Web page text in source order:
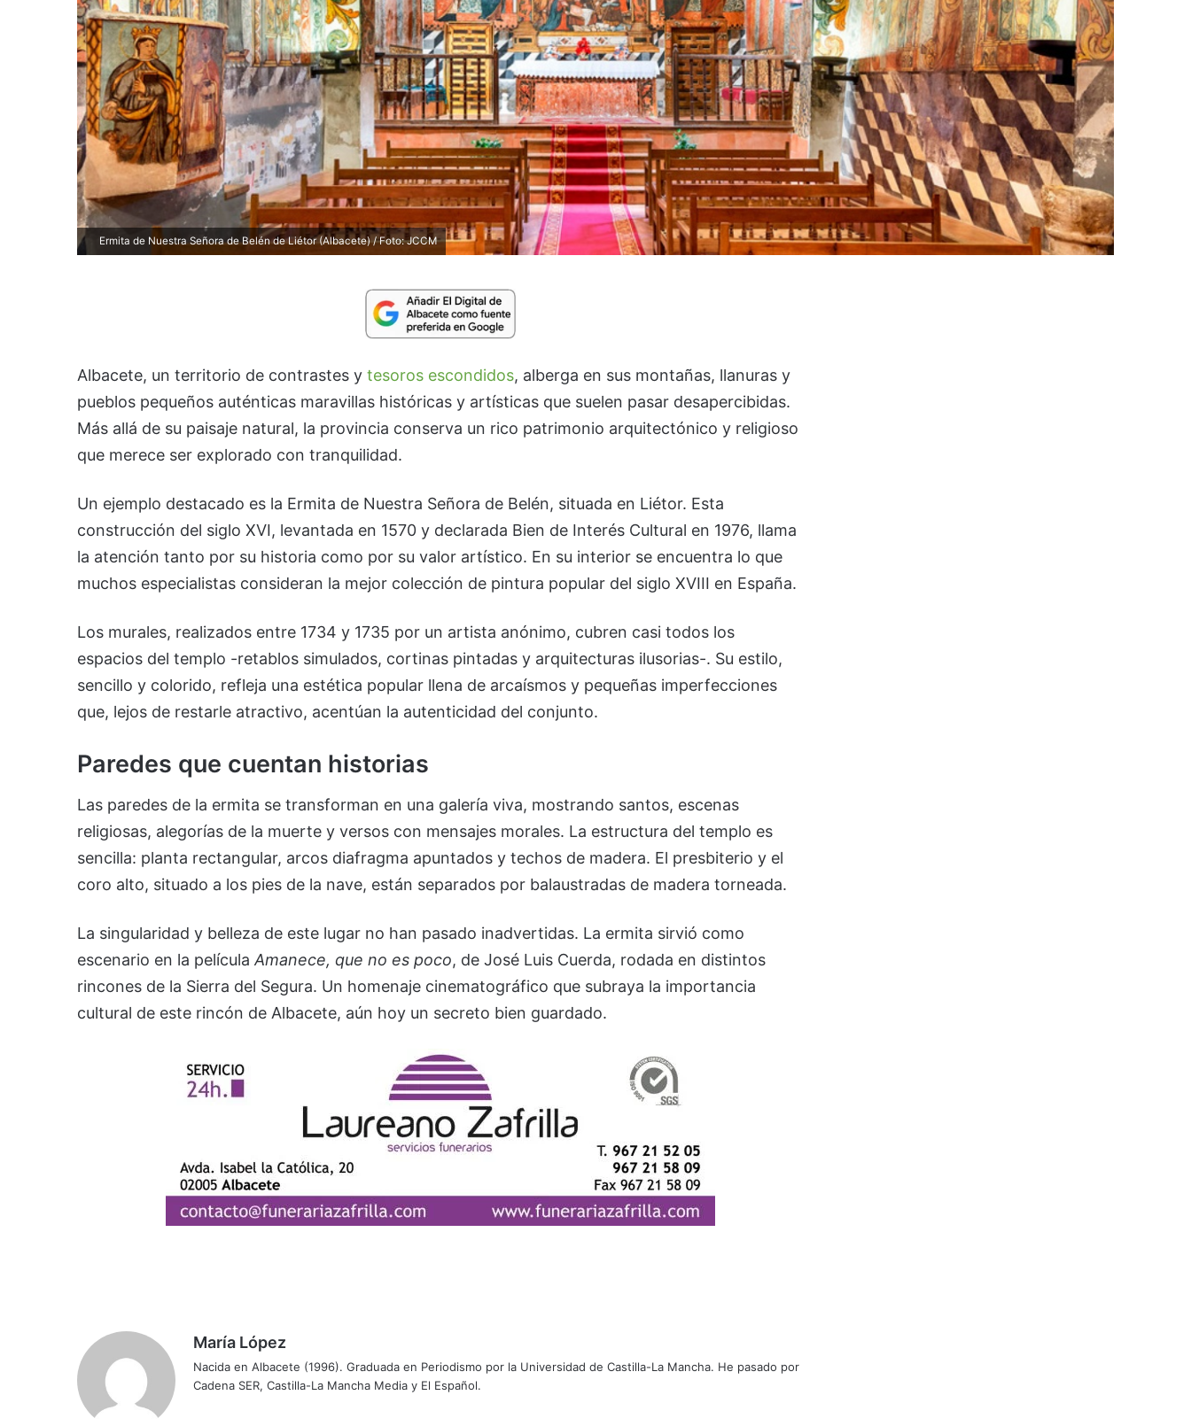
Ermita de Nuestra Señora de Belén de Liétor (Albacete) / Foto: JCCM
Albacete, un territorio de contrastes y tesoros escondidos, alberga en sus montañas, llanuras y
pueblos pequeños auténticas maravillas históricas y artísticas que suelen pasar desapercibidas.
Más allá de su paisaje natural, la provincia conserva un rico patrimonio arquitectónico y religioso
que merece ser explorado con tranquilidad.
Un ejemplo destacado es la Ermita de Nuestra Señora de Belén, situada en Liétor. Esta
construcción del siglo XVI, levantada en 1570 y declarada Bien de Interés Cultural en 1976, llama
la atención tanto por su historia como por su valor artístico. En su interior se encuentra lo que
muchos especialistas consideran la mejor colección de pintura popular del siglo XVIII en España.
Los murales, realizados entre 1734 y 1735 por un artista anónimo, cubren casi todos los
espacios del templo -retablos simulados, cortinas pintadas y arquitecturas ilusorias-. Su estilo,
sencillo y colorido, refleja una estética popular llena de arcaísmos y pequeñas imperfecciones
que, lejos de restarle atractivo, acentúan la autenticidad del conjunto.
Paredes que cuentan historias
Las paredes de la ermita se transforman en una galería viva, mostrando santos, escenas
religiosas, alegorías de la muerte y versos con mensajes morales. La estructura del templo es
sencilla: planta rectangular, arcos diafragma apuntados y techos de madera. El presbiterio y el
coro alto, situado a los pies de la nave, están separados por balaustradas de madera torneada.
La singularidad y belleza de este lugar no han pasado inadvertidas. La ermita sirvió como
escenario en la películaAmanece, que no es poco, de José Luis Cuerda, rodada en distintos
rincones de la Sierra del Segura. Un homenaje cinematográfico que subraya la importancia
cultural de este rincón de Albacete, aún hoy un secreto bien guardado.
María López
Nacida en Albacete (1996). Graduada en Periodismo por la Universidad de Castilla-La Mancha. He pasado por
Cadena SER, Castilla-La Mancha Media y El Español.